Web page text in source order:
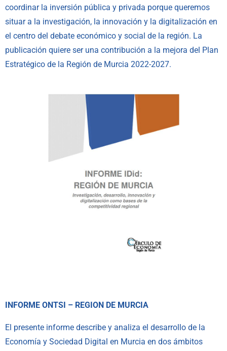
coordinar la inversión pública y privada porque queremos
situar a la investigación, la innovación y la digitalización en
el centro del debate económico y social de la región. La
publicación quiere ser una contribución a la mejora del Plan
Estratégico de la Región de Murcia 2022-2027.
INFORME ONTSI – REGION DE MURCIA
El presente informe describe y analiza el desarrollo de la
Economía y Sociedad Digital en Murcia en dos ámbitos